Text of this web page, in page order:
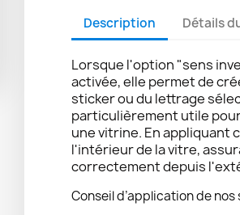
Description Détails
Lorsque l'option "sens
activée, elle permet de
sticker ou du lettrage
particulièrement utile
une vitrine. En appliquant
l'intérieur de la vitre,
correctement depuis
Conseil d’application de